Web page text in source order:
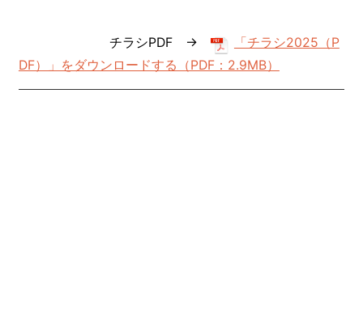
チラシPDF →
「チラシ2025（P
DF）」をダウンロードする（PDF：2.9MB）